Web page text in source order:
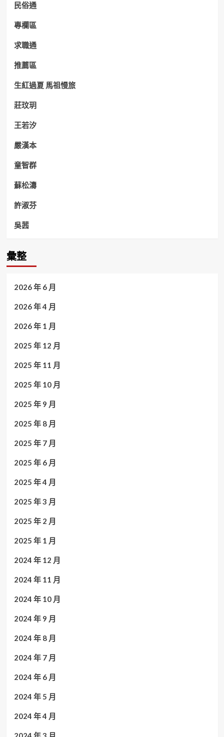
民俗通
專欄區
求職通
推薦區
生紅過夏 馬祖慢旅
莊玟玥
王若汐
嚴漢本
童智群
蘇松濤
許淑芬
吳茜
彙整
2026 年 6 月
2026 年 4 月
2026 年 1 月
2025 年 12 月
2025 年 11 月
2025 年 10 月
2025 年 9 月
2025 年 8 月
2025 年 7 月
2025 年 6 月
2025 年 4 月
2025 年 3 月
2025 年 2 月
2025 年 1 月
2024 年 12 月
2024 年 11 月
2024 年 10 月
2024 年 9 月
2024 年 8 月
2024 年 7 月
2024 年 6 月
2024 年 5 月
2024 年 4 月